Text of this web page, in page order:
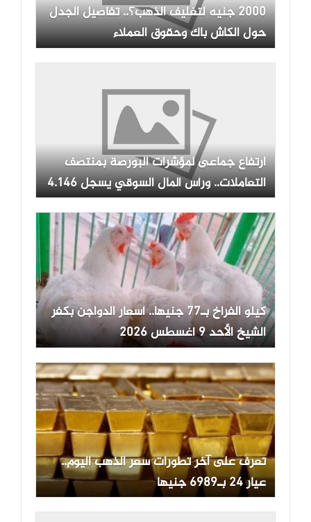
2000 جنيه لتغليف الذهب؟.. تفاصيل الجدل
حول الكاش باك وحقوق العملاء
ارتفاع جماعى لمؤشرات البورصة بمنتصف
التعاملات.. ورأس المال السوقي يسجل 4.146
تريليون جنيه
كيلو الفراخ بـ77 جنيها.. أسعار الدواجن بكفر
الشيخ الأحد 9 أغسطس 2026
تعرف على آخر تطورات سعر الذهب اليوم..
عيار 24 بـ6989 جنيها